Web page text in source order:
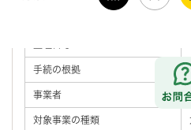
手続の根拠
事業者
対象事業の種類